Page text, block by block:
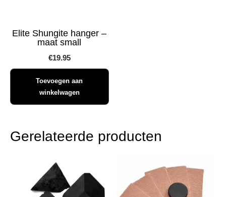
Elite Shungite hanger –
maat small
€19.95
Toevoegen aan
winkelwagen
Gerelateerde producten